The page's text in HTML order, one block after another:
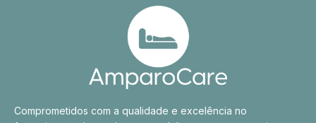
Comprometidos com a qualidade e excelência no